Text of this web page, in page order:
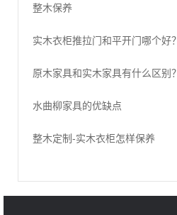
整木保养
实木衣柜推拉门和平开门哪个好？
原木家具和实木家具有什么区别？
水曲柳家具的优缺点
整木定制-实木衣柜怎样保养